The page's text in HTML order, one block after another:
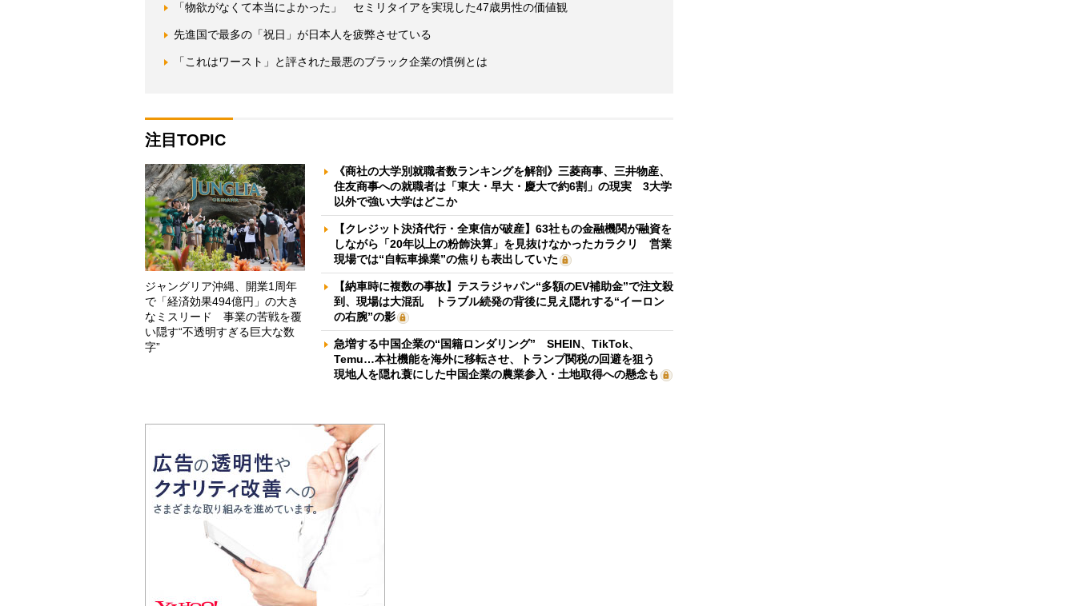
「物欲がなくて本当によかった」 セミリタイアを実現した47歳男性の価値観
先進国で最多の「祝日」が日本人を疲弊させている
「これはワースト」と評された最悪のブラック企業の慣例とは
注目TOPIC
ジャングリア沖縄、開業1周年
で「経済効果494億円」の大き
なミスリード 事業の苦戦を覆
い隠す“不透明すぎる巨大な数
字”
《商社の大学別就職者数ランキングを解剖》三菱商事、三井物産、
住友商事への就職者は「東大・早大・慶大で約6割」の現実 3大学
以外で強い大学はどこか
【クレジット決済代行・全東信が破産】63社もの金融機関が融資を
しながら「20年以上の粉飾決算」を見抜けなかったカラクリ 営業
現場では“自転車操業”の焦りも表出していた
【納車時に複数の事故】テスラジャパン“多額のEV補助金”で注文殺
到、現場は大混乱 トラブル続発の背後に見え隠れする“イーロン
の右腕”の影
急増する中国企業の“国籍ロンダリング” SHEIN、TikTok、
Temu…本社機能を海外に移転させ、トランプ関税の回避を狙う
現地人を隠れ蓑にした中国企業の農業参入・土地取得への懸念も